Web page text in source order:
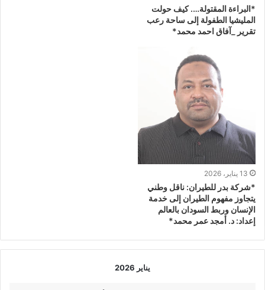
*البراءة المقتولة…. كيف حولت
المليشيا الطفولة إلى ساحة رعب
تقرير _آفاق احمد محمد*
13 يناير، 2026
*شركة بدر للطيران: ناقل وطني
يتجاوز مفهوم الطيران إلى خدمة
الإنسان وربط السودان بالعالم
إعداد: د. أمجد عمر محمد*
يناير 2026